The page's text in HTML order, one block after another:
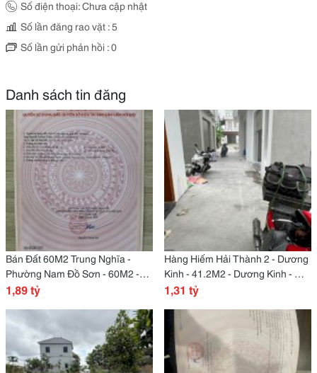
Số điện thoại: Chưa cập nhật
Số lần đăng rao vặt : 5
Số lần gửi phản hồi : 0
Danh sách tin đăng
Bán Đất 60M2 Trung Nghĩa -
Phường Nam Đồ Sơn - 60M2 -
Đồ Sơn - Giá 1 Tỷ 8Xx
1,89 tỷ
Hàng Hiếm Hải Thành 2 - Dương
Kinh - 41.2M2 - Dương Kinh - Giá
1 Tỷ 2Xx
1,31 tỷ